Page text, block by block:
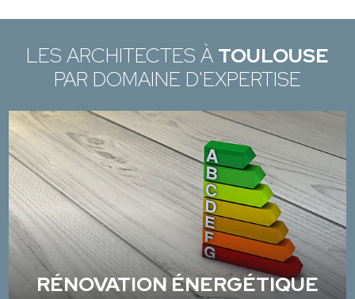
LES ARCHITECTES À TOULOUSE
PAR DOMAINE D'EXPERTISE
RÉNOVATION ÉNERGÉTIQUE